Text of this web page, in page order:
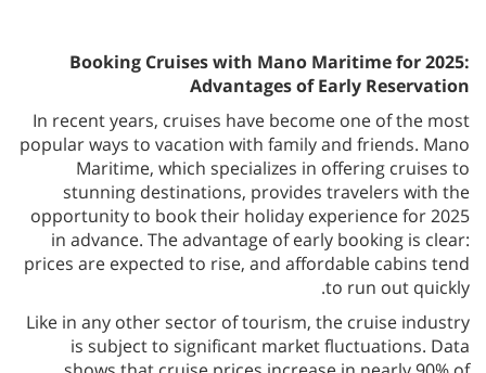
Booking Cruises with Mano Maritime for 2025:
Advantages of Early Reservation
In recent years, cruises have become one of the most
popular ways to vacation with family and friends. Mano
Maritime, which specializes in offering cruises to
stunning destinations, provides travelers with the
opportunity to book their holiday experience for 2025
in advance. The advantage of early booking is clear:
prices are expected to rise, and affordable cabins tend
to run out quickly.
Like in any other sector of tourism, the cruise industry
is subject to significant market fluctuations. Data